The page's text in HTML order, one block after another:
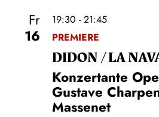
Fr
16
19:30 - 21:45
PREMIERE
DIDON / LA
Konzertante
Gustave
Massenet